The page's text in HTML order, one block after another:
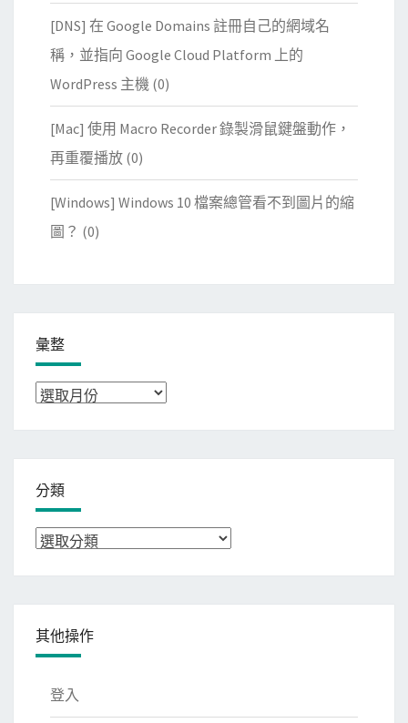
[DNS] 在 Google Domains 註冊自己的網域名
稱，並指向 Google Cloud Platform 上的
WordPress 主機 (0)
[Mac] 使用 Macro Recorder 錄製滑鼠鍵盤動作，
再重覆播放 (0)
[Windows] Windows 10 檔案總管看不到圖片的縮
圖？ (0)
彙整
彙
分類
分
其他操作
登入